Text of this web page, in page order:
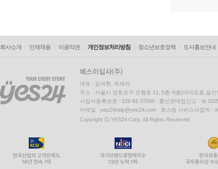
회사소개 인재채용 이용약관 개인정보처리방침 청소년보호정책 도서홍보안내
대표 : 김석환, 최세라
주소 : 서울시 영등포구 은행로 11, 5층~6층(여의도동,일신
사업자등록번호 : 229-81-37000 통신판매업신고 : 제
이메일 : yes24help@yes24.com 호스팅 서비스사업자 :
Copyright ⓒ YES24 Corp. All Rights Reserved.